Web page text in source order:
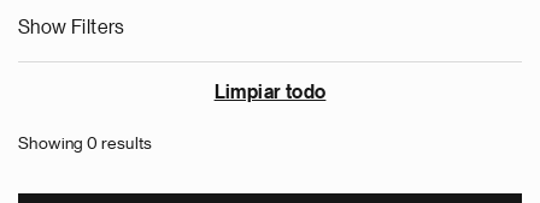
Show Filters
Limpiar todo
Showing 0 results